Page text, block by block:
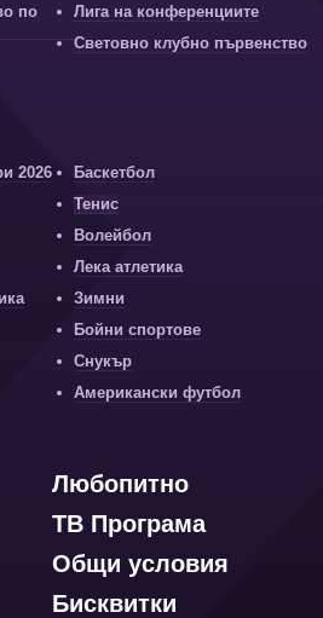
по
Лига на конференциите
Световно клубно първенство
2026
Баскетбол
Тенис
Волейбол
Лека атлетика
Зимни
Бойни спортове
Снукър
Американски футбол
Любопитно
ТВ Програма
Общи условия
Бисквитки